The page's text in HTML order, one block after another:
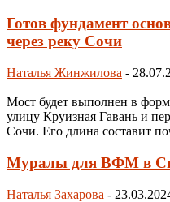
Готов фундамент
через реку Сочи
Наталья Жинжилова -
Мост будет выполнен в
улицу Круизная Гавань и
Сочи. Его длина составит
Муралы для ВФМ в
Наталья Захарова -